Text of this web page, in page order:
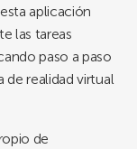
aplicación
las tareas
paso a paso
de realidad virtual
de